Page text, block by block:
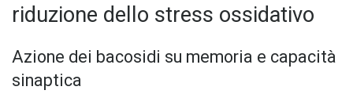
riduzione dello stress ossidativo
Azione dei bacosidi su memoria e capacità
sinaptica